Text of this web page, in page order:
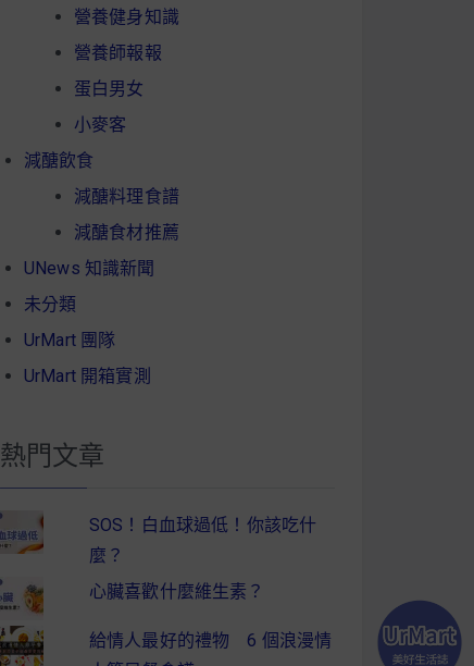
營養健身知識
營養師報報
蛋白男女
小麥客
減醣飲食
減醣料理食譜
減醣食材推薦
UNews 知識新聞
未分類
UrMart 團隊
UrMart 開箱實測
熱門文章
SOS！白血球過低！你該吃什
麼？
心臟喜歡什麼維生素？
給情人最好的禮物 6 個浪漫情